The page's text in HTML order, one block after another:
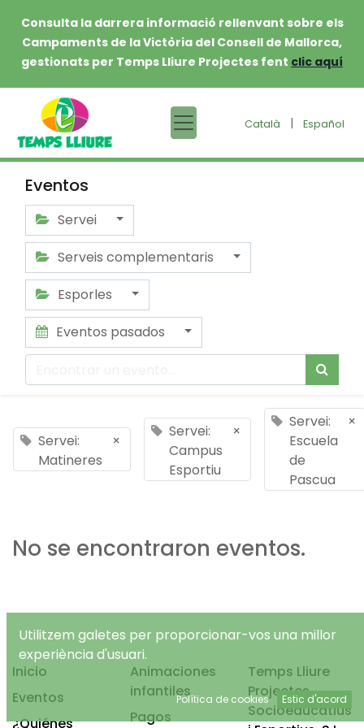
Consulta la darrera informació rellenvant sobre els
Campaments de la Victòria del Consell de Mallorca,
gestionats per Temps Lliure Projectes fent clic aquí
Català | Español
Eventos
Servei
Serveis complementaris
Esporles
Eventos pasados
Servei:
Matineres
×
Servei:
Campus
Esportiu
×
Servei:
Escuela
de
Pascua
×
No se encontraron eventos.
Inicio
Eventos
¿Quiénes
Animaciones
infantiles
Pagos
Temps Lliure
Projectes
Socioeducatius
Utilitzem galetes per proporcionar-vos una millor
experiència d'usuari.
Política de cookies Estic d'acord